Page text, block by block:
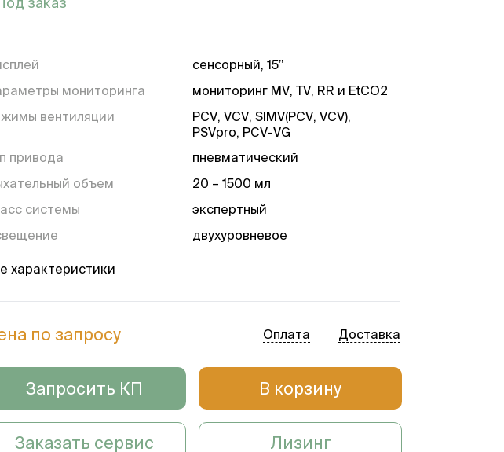
сенсорный, 15”
мониторинга
мониторинг MV, TV, RR и EtCO2
вентиляции
PCV, VCV, SIMV(PCV, VCV),
PSVpro, PCV-VG
привода
пневматический
объем
20 – 1500 мл
системы
экспертный
двухуровневое
характеристики
по запросу Оплата Доставка
Запросить КП В корзину
Заказать сервис Лизинг